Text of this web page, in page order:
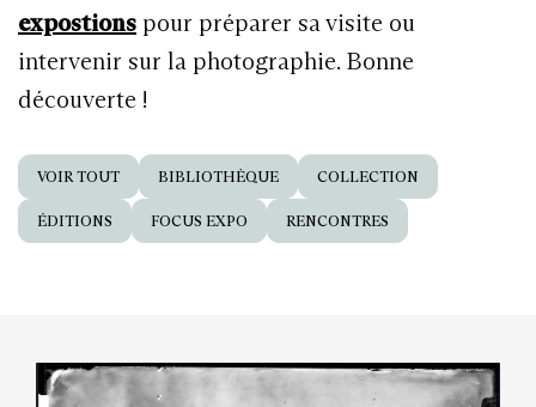
expostions pour préparer sa visite ou
intervenir sur la photographie. Bonne
découverte !
VOIR TOUT BIBLIOTHÈQUE COLLECTION
ÉDITIONS FOCUS EXPO RENCONTRES